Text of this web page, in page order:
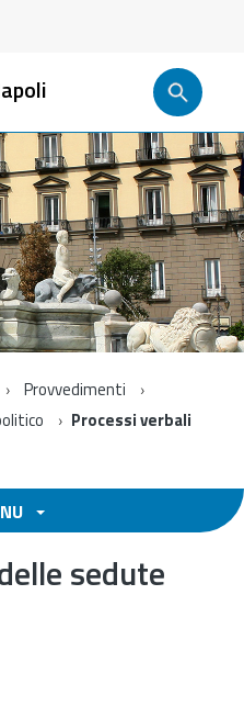
Provvedimenti
Processi verbali
sedute